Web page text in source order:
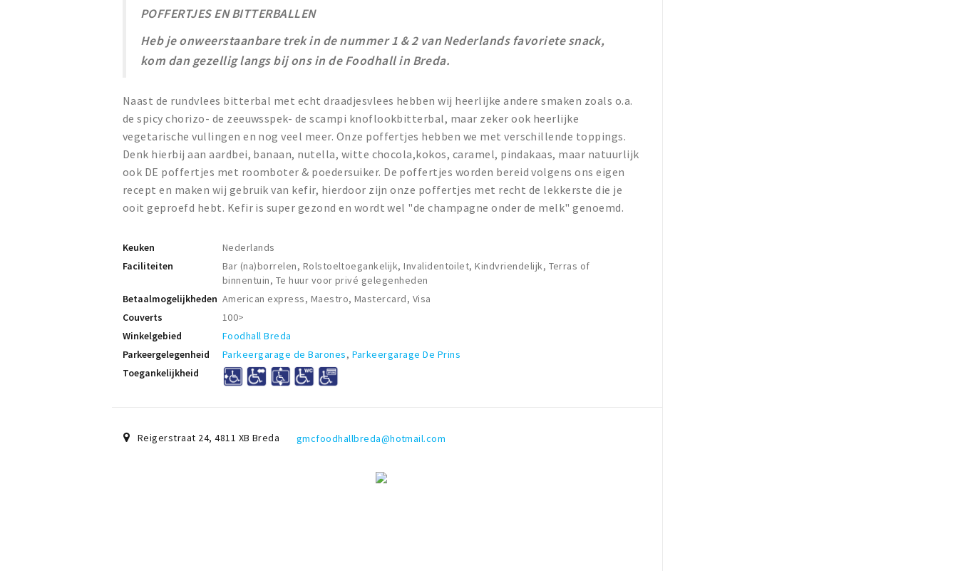
POFFERTJES EN BITTERBALLEN
Heb je onweerstaanbare trek in de nummer 1 & 2 van Nederlands favoriete snack,
kom dan gezellig langs bij ons in de Foodhall in Breda.
Naast de rundvlees bitterbal met echt draadjesvlees hebben wij heerlijke andere smaken zoals o.a.
de spicy chorizo- de zeeuwsspek- de scampi knoflookbitterbal, maar zeker ook heerlijke
vegetarische vullingen en nog veel meer. Onze poffertjes hebben we met verschillende toppings.
Denk hierbij aan aardbei, banaan, nutella, witte chocola,kokos, caramel, pindakaas, maar natuurlijk
ook DE poffertjes met roomboter & poedersuiker. De poffertjes worden bereid volgens ons eigen
recept en maken wij gebruik van kefir, hierdoor zijn onze poffertjes met recht de lekkerste die je
ooit geproefd hebt. Kefir is super gezond en wordt wel "de champagne onder de melk" genoemd.
Keuken
Nederlands
Faciliteiten
Bar (na)borrelen, Rolstoeltoegankelijk, Invalidentoilet, Kindvriendelijk, Terras of
binnentuin, Te huur voor privé gelegenheden
Betaalmogelijkheden American express, Maestro, Mastercard, Visa
Couverts
100>
Winkelgebied
Foodhall Breda
Parkeergelegenheid
Parkeergarage de Barones, Parkeergarage De Prins
Toegankelijkheid
Reigerstraat 24,4811 XB Breda gmcfoodhallbreda@hotmail.com